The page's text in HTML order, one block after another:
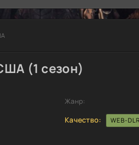
(1 сезон)
Жанр:
Качество: WEB-